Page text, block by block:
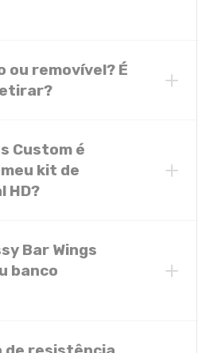
quase
e estilo
ou removível? É
sua moto
Custom é
kit de
HD?
e outros modelos, o Sissy
dockings necessário para
compatibilidade e
Bar Wings
banco
confort